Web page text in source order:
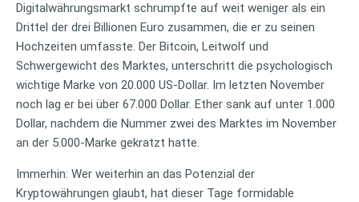
Digitalwährungsmarkt schrumpfte auf weit weniger als ein
Drittel der drei Billionen Euro zusammen, die er zu seinen
Hochzeiten umfasste. Der Bitcoin, Leitwolf und
Schwergewicht des Marktes, unterschritt die psychologisch
wichtige Marke von 20.000 US-Dollar. Im letzten November
noch lag er bei über 67.000 Dollar. Ether sank auf unter 1.000
Dollar, nachdem die Nummer zwei des Marktes im November
an der 5.000-Marke gekratzt hatte.
Immerhin: Wer weiterhin an das Potenzial der
Kryptowährungen glaubt, hat dieser Tage formidable